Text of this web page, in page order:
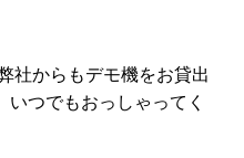
社からもデモ機をお貸出
いつでもおっしゃってく